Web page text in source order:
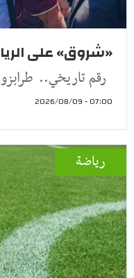
«شروق» على
رقم تاريخي..
07:00 - 2026/08/09
رياضة